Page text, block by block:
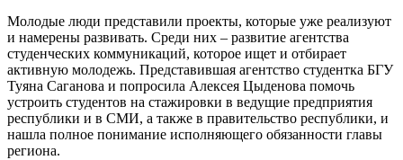
Молодые люди представили проекты, которые уже реализуют
и намерены развивать. Среди них – развитие агентства
студенческих коммуникаций, которое ищет и отбирает
активную молодежь. Представившая агентство студентка БГУ
Туяна Саганова и попросила Алексея Цыденова помочь
устроить студентов на стажировки в ведущие предприятия
республики и в СМИ, а также в правительство республики, и
нашла полное понимание исполняющего обязанности главы
региона.